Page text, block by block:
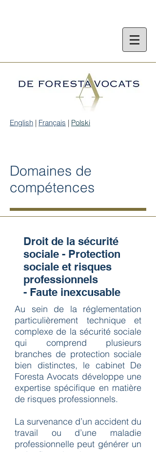
English | Français | Polski
Domaines de
compétences
Droit de la sécurité
sociale - Protection
sociale et risques
professionnels
- Faute inexcusable
Au sein de la réglementation
particulièrement technique et
complexe de la sécurité sociale
qui comprend plusieurs
branches de protection sociale
bien distinctes, le cabinet De
Foresta Avocats développe une
expertise spécifique en matière
de risques professionnels.
La survenance d’un accident du
travail ou d’une maladie
professionnelle peut générer un